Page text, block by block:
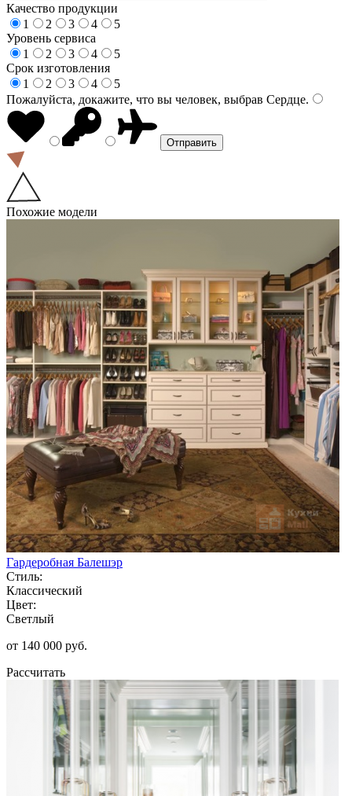
Качество продукции
1
2 3 4
5
Уровень сервиса
1
2 3 4
5
Срок изготовления
1
2 3 4
5
Пожалуйста, докажите, что вы человек, выбрав Сердце.
Похожие модели
Гардеробная Балешэр
Стиль:
Классический
Цвет:
Светлый
от 140 000 руб.
Рассчитать